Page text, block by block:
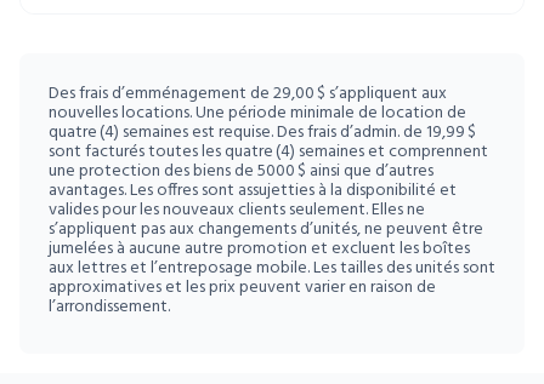
Des frais d’emménagement de 29,00 $ s’appliquent aux
nouvelles locations. Une période minimale de location de
quatre (4) semaines est requise. Des frais d’admin. de 19,99 $
sont facturés toutes les quatre (4) semaines et comprennent
une protection des biens de 5000 $ ainsi que d’autres
avantages. Les offres sont assujetties à la disponibilité et
valides pour les nouveaux clients seulement. Elles ne
s’appliquent pas aux changements d’unités, ne peuvent être
jumelées à aucune autre promotion et excluent les boîtes
aux lettres et l’entreposage mobile. Les tailles des unités sont
approximatives et les prix peuvent varier en raison de
l’arrondissement.